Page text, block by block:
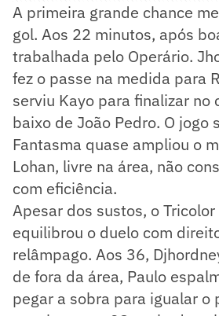
A primeira grande chance
gol. Aos 22 minutos, após
trabalhada pelo Operário.
fez o passe na medida para
serviu Kayo para finalizar no
baixo de João Pedro. O jogo
Fantasma quase ampliou o
Lohan, livre na área, não
com eficiência.
Apesar dos sustos, o
equilibrou o duelo com
relâmpago. Aos 36,
de fora da área, Paulo
pegar a sobra para igualar o